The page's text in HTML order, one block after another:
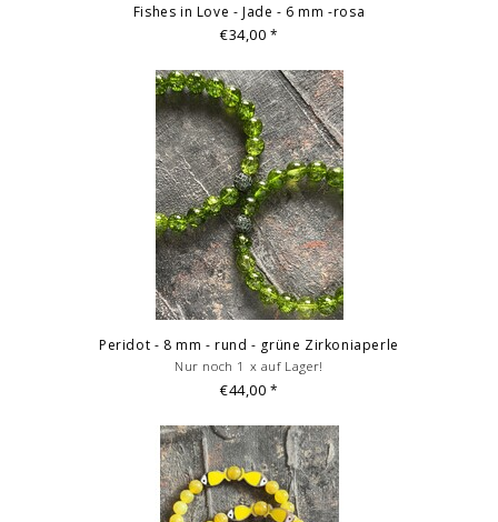
Fishes in Love - Jade - 6 mm -rosa
€34,00*
Peridot - 8 mm - rund - grüne Zirkoniaperle
Nur noch 1 x auf Lager!
€44,00*